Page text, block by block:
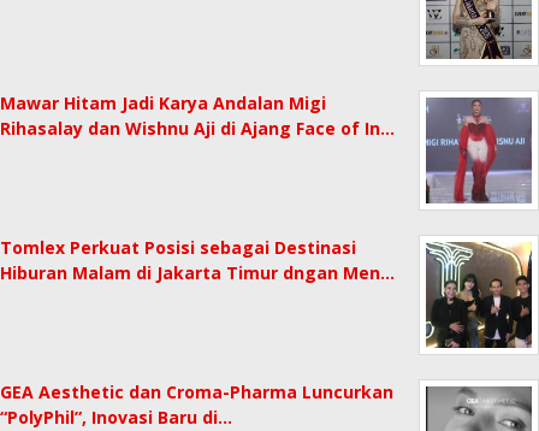
Mawar Hitam Jadi Karya Andalan Migi
Rihasalay dan Wishnu Aji di Ajang Face of In…
Tomlex Perkuat Posisi sebagai Destinasi
Hiburan Malam di Jakarta Timur dngan Men…
GEA Aesthetic dan Croma-Pharma Luncurkan
“PolyPhil”, Inovasi Baru di…